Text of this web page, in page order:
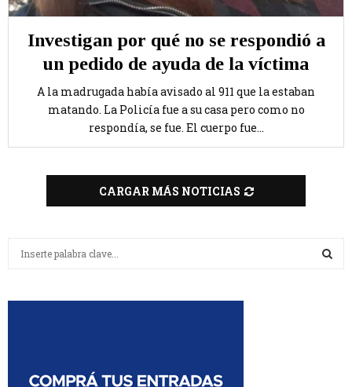
Investigan por qué no se respondió a
un pedido de ayuda de la víctima
A la madrugada había avisado al 911 que la estaban
matando. La Policía fue a su casa pero como no
respondía, se fue. El cuerpo fue...
CARGAR MÁS NOTICIAS